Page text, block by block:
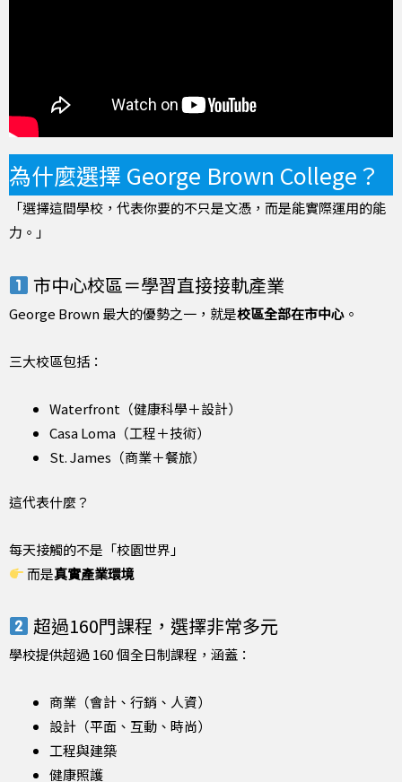
為什麼選擇 George Brown College？
「選擇這間學校，代表你要的不只是文憑，而是能實際運用的能
力。」
市中心校區＝學習直接接軌產業
George Brown 最大的優勢之一，就是校區全部在市中心 。
三大校區包括：
Waterfront（健康科學＋設計）
Casa Loma（工程＋技術）
St. James（商業＋餐旅）
這代表什麼？
每天接觸的不是「校園世界」
而是真實產業環境
超過160門課程，選擇非常多元
學校提供超過 160 個全日制課程，涵蓋：
商業（會計、行銷、人資）
設計（平面、互動、時尚）
工程與建築
健康照護